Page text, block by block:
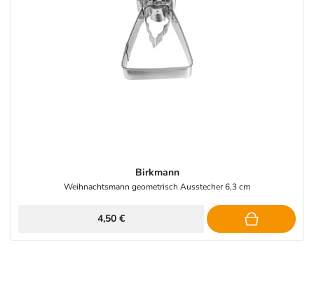
Birkmann
Weihnachtsmann geometrisch Ausstecher 6,3 cm
4,50 €